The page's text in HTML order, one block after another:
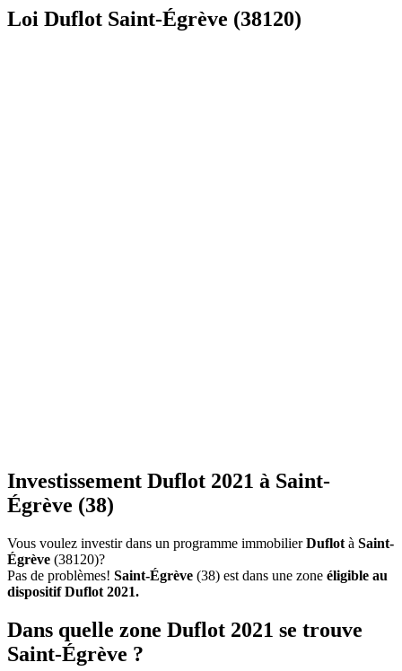
Loi Duflot Saint-Égrève (38120)
Investissement Duflot 2021 à Saint-
Égrève (38)
Vous voulez investir dans un programme immobilierDuflot à Saint-
Égrève (38120)?
Pas de problèmes! Saint-Égrève (38) est dans une zone éligible au
dispositif Duflot 2021.
Dans quelle zone Duflot 2021 se trouve
Saint-Égrève ?